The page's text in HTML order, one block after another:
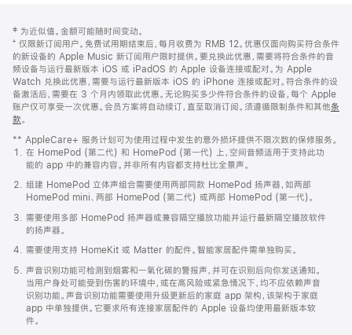
页
页
脚
注
‡ 为近似值。金额可能随时间变动。
⁺ 仅限新订阅用户。免费试用期结束后，每月收费为 RMB 12。优惠仅面向购买符合条件
的新设备的 Apple Music 新订阅用户限时提供。要兑换此优惠，需要将符合条件的音
频设备与运行最新版本 iOS 或 iPadOS 的 Apple 设备连接或配对。为 Apple
Watch 兑换此优惠，需要与运行最新版本 iOS 的 iPhone 连接或配对。符合条件的设
备激活后，需要在 3 个月内领取此优惠。无论购买多少件符合条件的设备，每个 Apple
账户仅可享受一次优惠。会员方案将自动续订，直至取消订阅。须遵循限制条件和其他条
款。
窗
口
中
打
开)
** AppleCare+ 服务计划可为使用过程中发生的意外损坏提供不限次数的保修服务。
在 HomePod (第二代) 和 HomePod (第一代) 上，空间音频适用于支持此功
能的 app 中的兼容内容。并非所有内容都支持杜比全景声。
组建 HomePod 立体声组合需要使用两部同款 HomePod 扬声器，如两部
HomePod mini、两部 HomePod (第二代) 或两部 HomePod (第一代)。
需要使用多部 HomePod 扬声器或兼容隔空播放功能并运行最新隔空播放软件
的扬声器。
需要使用支持 HomeKit 或 Matter 的配件。智能家居配件需单独购买。
声音识别功能可检测到烟雾和一氧化碳的警报声，并可在识别后向你发送通知。
当用户身处可能受到伤害的环境中，或在高风险或紧急情况下，均不应依赖声音
识别功能。声音识别功能需要使用升级更新后的家庭 app 架构，该架构于家庭
app 中单独提供。它要求所有连接家居配件的 Apple 设备均使用最新版本软
件。